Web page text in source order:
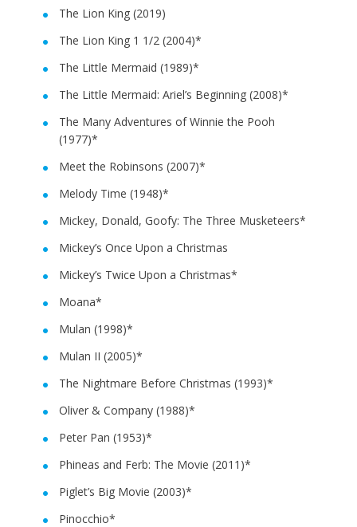
The Lion King (2019)
The Lion King 1 1/2 (2004)*
The Little Mermaid (1989)*
The Little Mermaid: Ariel’s Beginning (2008)*
The Many Adventures of Winnie the Pooh
(1977)*
Meet the Robinsons (2007)*
Melody Time (1948)*
Mickey, Donald, Goofy: The Three Musketeers*
Mickey’s Once Upon a Christmas
Mickey’s Twice Upon a Christmas*
Moana*
Mulan (1998)*
Mulan II (2005)*
The Nightmare Before Christmas (1993)*
Oliver & Company (1988)*
Peter Pan (1953)*
Phineas and Ferb: The Movie (2011)*
Piglet’s Big Movie (2003)*
Pinocchio*